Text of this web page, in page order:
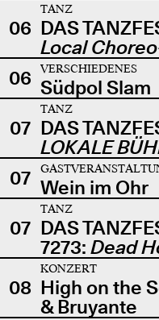
06
TANZ
DAS
Local
06
VERSCHIEDENES
Südpol Slam
07
TANZ
DAS
LOKALE
07 Wein im Ohr
07
TANZ
DAS
7273: Dead
08
KONZERT
High on the
& Bruyante